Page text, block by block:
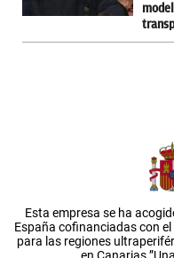
Esta empresa se ha
España cofinanciadas con el
para las regiones